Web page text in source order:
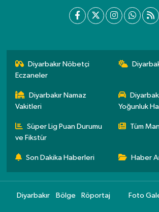
Diyarbakır Nöbetçi
Eczaneler
Diyarbakır Namaz
Vakitleri
Yoğunluk
Süper Lig Puan Durumu
ve Fikstür
Tüm
Son Dakika Haberleri Haber
Diyarbakır Bölge Röportaj Foto